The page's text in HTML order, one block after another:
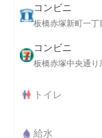
コンビニ
板橋赤塚新町一丁
コンビニ
板橋赤塚中央通り
トイレ
給水